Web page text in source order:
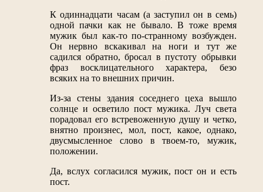
К одиннадцати часам (а заступил он в семь)
одной пачки как не бывало. В тоже время
мужик был как-то по-странному возбужден.
Он нервно вскакивал на ноги и тут же
садился обратно, бросал в пустоту обрывки
фраз восклицательного характера, безо
всяких на то внешних причин.
Из-за стены здания соседнего цеха вышло
солнце и осветило пост мужика. Луч света
порадовал его встревоженную душу и четко,
внятно произнес, мол, пост, какое, однако,
двусмысленное слово в твоем-то, мужик,
положении.
Да, вслух согласился мужик, пост он и есть
пост.